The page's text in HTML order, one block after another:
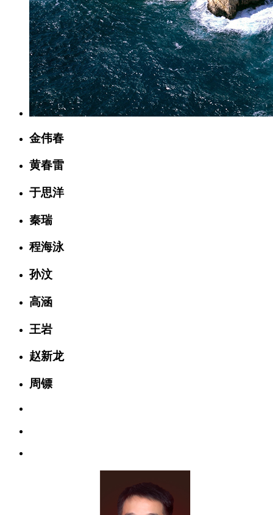
金伟春
黄春雷
于思洋
秦瑞
程海泳
孙汶
高涵
王岩
赵新龙
周镖